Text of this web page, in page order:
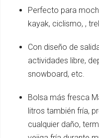
Perfecto para
kayak, ciclismo, ,
Con diseño de
actividades libre,
snowboard, etc.
Bolsa más fresca
litros también fría,
cualquier daño,